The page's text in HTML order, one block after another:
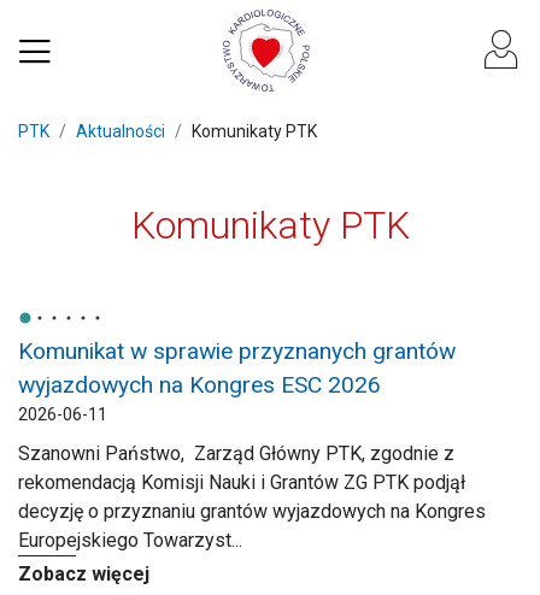
PTK Aktualności Komunikaty PTK
Komunikaty PTK
Komunikat w sprawie przyznanych grantów
wyjazdowych na Kongres ESC 2026
2026-06-11
Szanowni Państwo, Zarząd Główny PTK, zgodnie z
rekomendacją Komisji Nauki i Grantów ZG PTK podjął
decyzję o przyznaniu grantów wyjazdowych na Kongres
Europejskiego Towarzyst...
Zobacz więcej